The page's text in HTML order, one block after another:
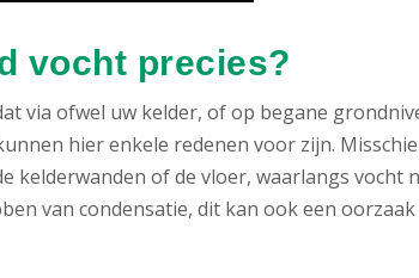
vocht precies?
via ofwel uw kelder, of op begane
hier enkele redenen voor zijn.
kelderwanden of de vloer, waarlangs vocht
van condensatie, dit kan ook een